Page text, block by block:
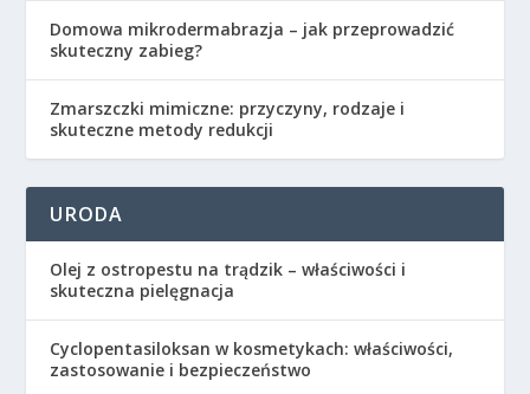
Domowa mikrodermabrazja – jak przeprowadzić
skuteczny zabieg?
Zmarszczki mimiczne: przyczyny, rodzaje i
skuteczne metody redukcji
URODA
Olej z ostropestu na trądzik – właściwości i
skuteczna pielęgnacja
Cyclopentasiloksan w kosmetykach: właściwości,
zastosowanie i bezpieczeństwo